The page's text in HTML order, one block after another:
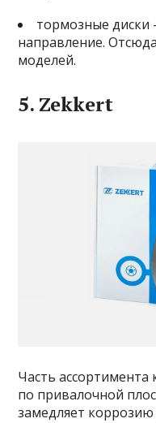
тормозные
направление.
моделей.
5. Zekkert
Часть
по привалочной
замедляет